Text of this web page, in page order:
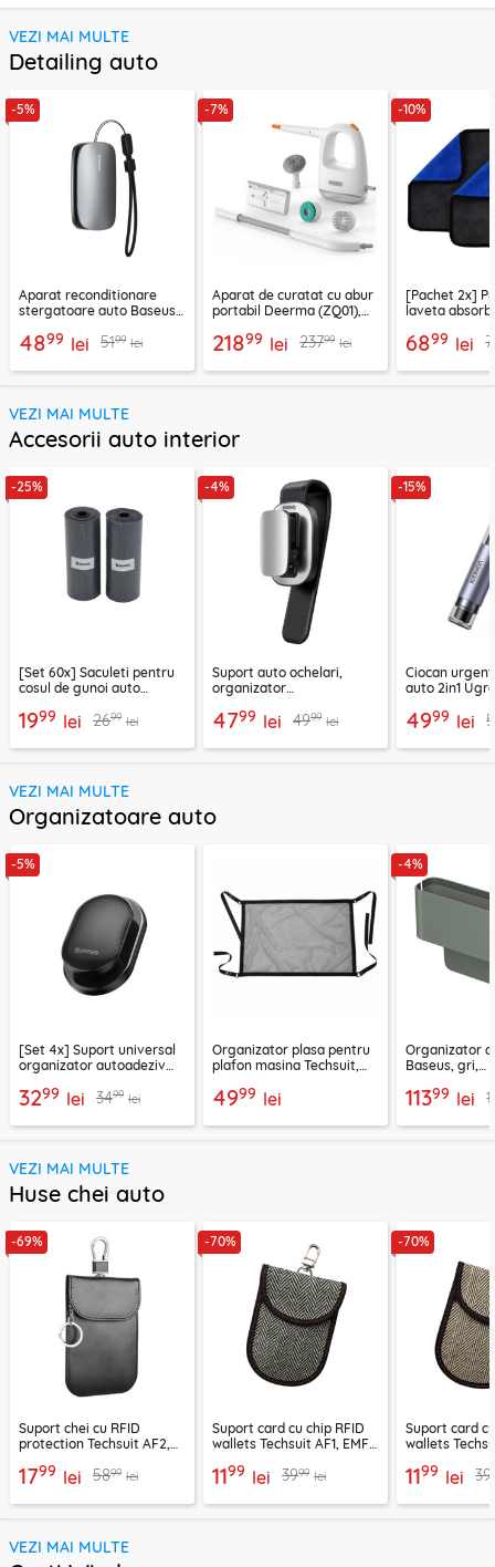
VEZI MAI MULTE
Detailing auto
-5%
Aparat reconditionare
stergatoare auto Baseus,
4899 lei 5199 lei
-7%
Aparat de curatat cu abur
portabil Deerma (ZQ01),
21899 lei 23799 lei
-10%
[Pachet 2x]
laveta
6899 lei
VEZI MAI MULTE
Accesorii auto interior
-25%
[Set 60x] Saculeti pentru
cosul de gunoi auto
1999 lei 2699 lei
-4%
Suport auto ochelari,
organizator
gri
4799 lei 4999 lei
-15%
Ciocan
auto 2in1
4999 lei
VEZI MAI MULTE
Organizatoare auto
-5%
[Set 4x] Suport universal
organizator autoadeziv
3299 lei 3499 lei
Organizator plasa pentru
plafon masina Techsuit,
4999 lei
-4%
Organizator
Baseus, gri,
11399 lei
VEZI MAI MULTE
Huse chei auto
-69%
Suport chei cu RFID
protection Techsuit AF2,
1799 lei 5899 lei
-70%
Suport card cu chip RFID
wallets Techsuit AF1, EMF
1199 lei 3999 lei
-70%
Suport card
wallets
1199 lei 39
VEZI MAI MULTE